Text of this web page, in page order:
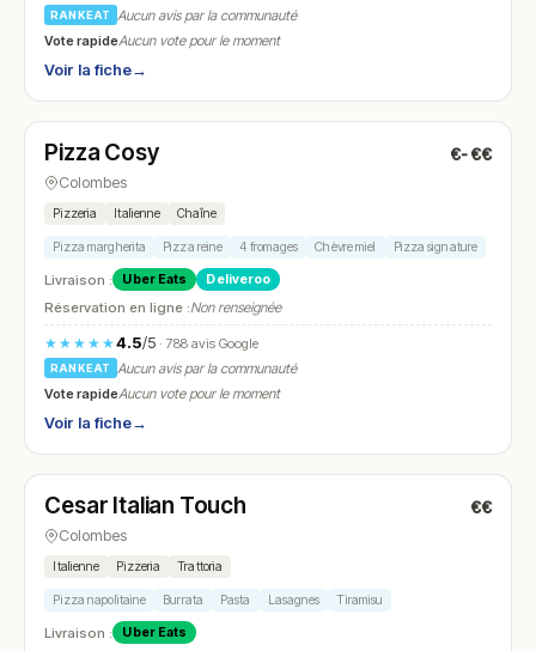
RANKEAT
Aucun avis par la communauté
Vote rapideAucun vote pour le moment
Voir la fiche→
N° 19
Pizza Cosy €-€€
Colombes
Pizzeria Italienne Chaîne
Pizza margherita Pizza reine 4 fromages Chèvre miel Pizza signature
Livraison : Uber Eats Deliveroo
Réservation en ligne :Non renseignée
★★★★★4.5/5· 788 avis Google
RANKEAT
Aucun avis par la communauté
Vote rapideAucun vote pour le moment
Voir la fiche→
N° 20
Cesar Italian Touch €€
Colombes
Italienne Pizzeria Trattoria
Pizza napolitaine Burrata Pasta Lasagnes Tiramisu
Livraison : Uber Eats